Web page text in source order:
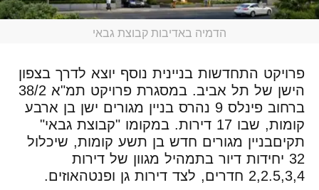
הדמיה באדיבות קבוצת גבאי
פרויקט התחדשות בניינית נוסף יוצא לדרך בצפון
הישן של תל אביב. במסגרת פרויקט תמ"א 38/2
ברחוב פינלס 9 נהרס בניין מגורים ישן בן ארבע
קומות, שבו 17 דירות. במקומו "קבוצת גבאי"
תקיםבניין מגורים חדש בן תשע קומות, שיכלול
32 יחידות דיור בתמהיל מגוון של דירות
2,2.5,3,4 חדרים, לצד דירות גן ופנטהאוזים.